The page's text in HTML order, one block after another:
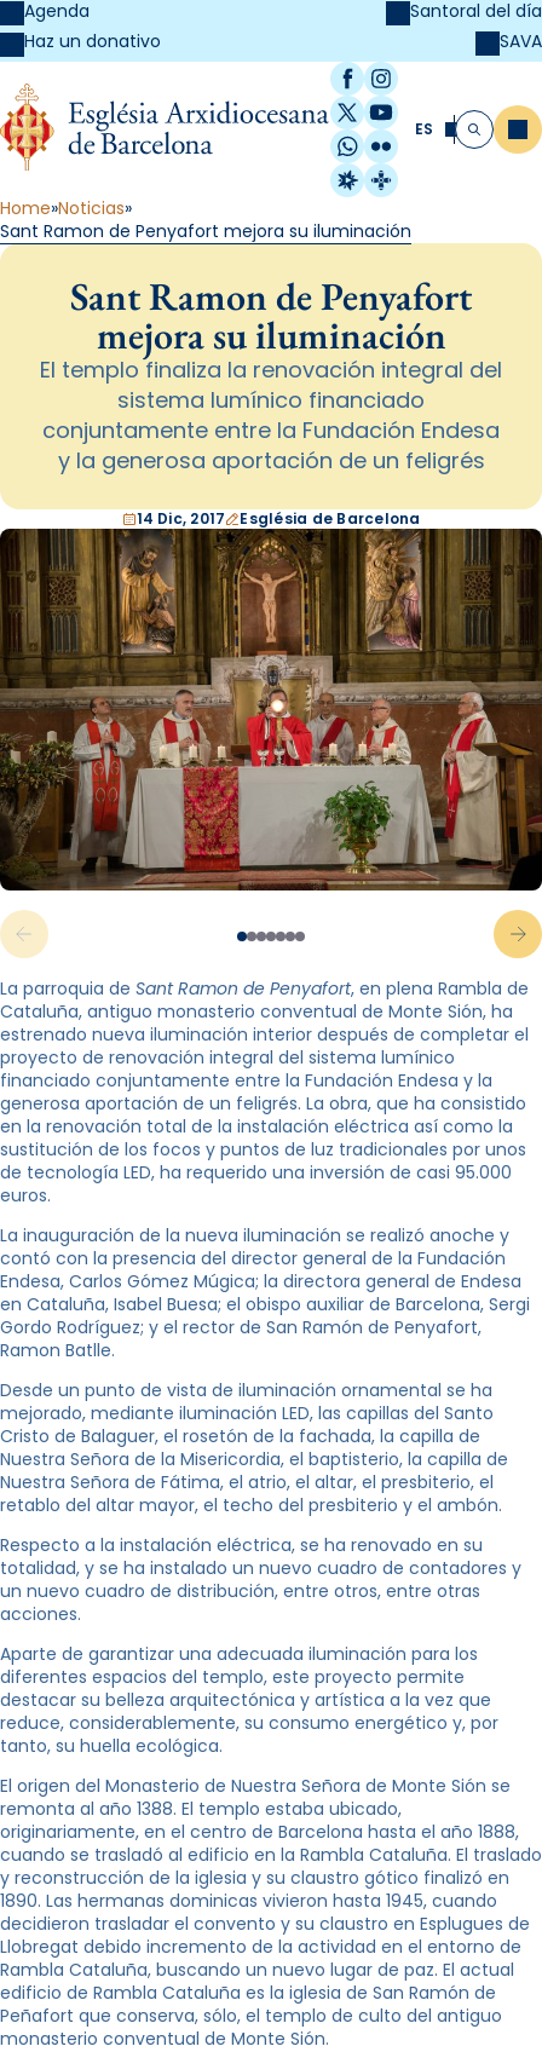
Agenda
Haz un donativo
Santoral del día
SAVA
Facebook
Instagram
X / Twitter
YouTube
WhatsApp
Flickr
Radio Estel
Catalunya
ES Buscar
Home Noticias
Sant Ramon de Penyafort mejora su iluminación
Sant Ramon de Penyafort
mejora su iluminación
El templo finaliza la renovación integral del
sistema lumínico financiado
conjuntamente entre la Fundación Endesa
y la generosa aportación de un feligrés
14 Dic, 2017 Església de Barcelona
La parroquia de Sant Ramon de Penyafort, en plena Rambla de
Cataluña, antiguo monasterio conventual de Monte Sión, ha
estrenado nueva iluminación interior después de completar el
proyecto de renovación integral del sistema lumínico
financiado conjuntamente entre la Fundación Endesa y la
generosa aportación de un feligrés. La obra, que ha consistido
en la renovación total de la instalación eléctrica así como la
sustitución de los focos y puntos de luz tradicionales por unos
de tecnología LED, ha requerido una inversión de casi 95.000
euros.
La inauguración de la nueva iluminación se realizó anoche y
contó con la presencia del director general de la Fundación
Endesa, Carlos Gómez Múgica; la directora general de Endesa
en Cataluña, Isabel Buesa; el obispo auxiliar de Barcelona, ​​Sergi
Gordo Rodríguez; y el rector de San Ramón de Penyafort,
Ramon Batlle.
Desde un punto de vista de iluminación ornamental se ha
mejorado, mediante iluminación LED, las capillas del Santo
Cristo de Balaguer, el rosetón de la fachada, la capilla de
Nuestra Señora de la Misericordia, el baptisterio, la capilla de
Nuestra Señora de Fátima, el atrio, el altar, el presbiterio, el
retablo del altar mayor, el techo del presbiterio y el ambón.
Respecto a la instalación eléctrica, se ha renovado en su
totalidad, y se ha instalado un nuevo cuadro de contadores y
un nuevo cuadro de distribución, entre otros, entre otras
acciones.
Aparte de garantizar una adecuada iluminación para los
diferentes espacios del templo, este proyecto permite
destacar su belleza arquitectónica y artística a la vez que
reduce, considerablemente, su consumo energético y, por
tanto, su huella ecológica.
El origen del Monasterio de Nuestra Señora de Monte Sión se
remonta al año 1388. El templo estaba ubicado,
originariamente, en el centro de Barcelona hasta el año 1888,
cuando se trasladó al edificio en la Rambla Cataluña. El traslado
y reconstrucción de la iglesia y su claustro gótico finalizó en
1890. Las hermanas dominicas vivieron hasta 1945, cuando
decidieron trasladar el convento y su claustro en Esplugues de
Llobregat debido incremento de la actividad en el entorno de
Rambla Cataluña, buscando un nuevo lugar de paz. El actual
edificio de Rambla Cataluña es la iglesia de San Ramón de
Peñafort que conserva, sólo, el templo de culto del antiguo
monasterio conventual de Monte Sión.